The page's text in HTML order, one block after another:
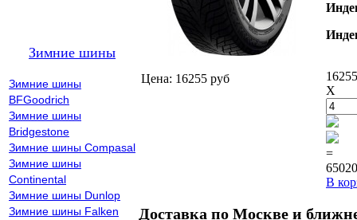
Зимние шины
Зимние шины
BFGoodrich
Зимние шины
Bridgestone
Зимние шины Compasal
Зимние шины
Continental
Зимние шины Dunlop
Зимние шины Falken
Цена: 16255 руб
X
=
В
Доставка по Москве и